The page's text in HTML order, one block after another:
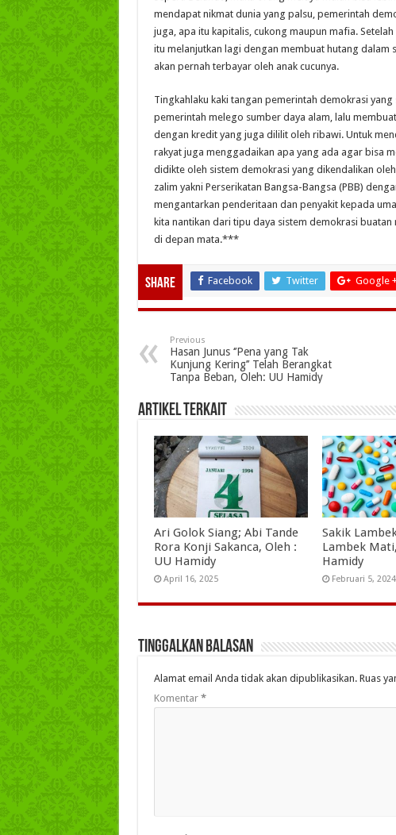
mendapat nikmat dunia yang palsu, pemerintah
juga, apa itu kapitalis, cukong maupun mafia.
itu melanjutkan lagi dengan membuat hutang
akan pernah terbayar oleh anak cucunya.
Tingkahlaku kaki tangan pemerintah demokrasi
pemerintah melego sumber daya alam, lalu
dengan kredit yang juga dililit oleh ribawi. Untuk
rakyat juga menggadaikan apa yang ada agar bisa
didikte oleh sistem demokrasi yang dikendalikan
zalim yakni Perserikatan Bangsa-Bangsa (PBB)
mengantarkan penderitaan dan penyakit kepada
kita nantikan dari tipu daya sistem demokrasi
di depan mata.***
Share Facebook Twitter Google
Previous
Hasan Junus ‘’Pena yang Tak
Kunjung Kering’’ Telah Berangkat
Tanpa Beban, Oleh: UU Hamidy
Artikel Terkait
Ari Golok Siang; Abi Tande
Rora Konji Sakanca, Oleh :
UU Hamidy
April 16, 2025
Sakik
Lambek
Hamidy
Februari 5, 2024
Tinggalkan Balasan
Alamat email Anda tidak akan dipublikasikan. Ruas
Komentar *